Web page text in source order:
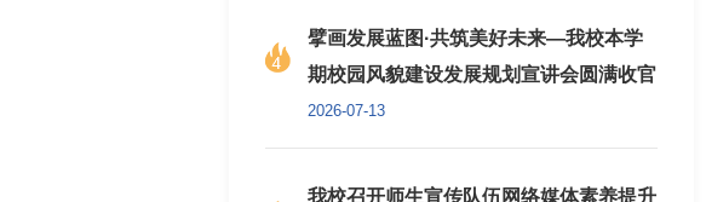
擘画发展蓝图·共筑美好未来—我校本学
期校园风貌建设发展规划宣讲会圆满收官
2026-07-13
我校召开师生宣传队伍网络媒体素养提升